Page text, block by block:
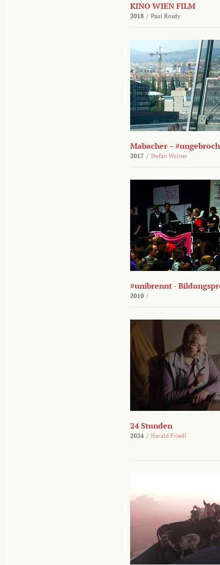
KINO WIEN FILM
2018 / Paul Rosdy
Mabacher –
2017 / Stefan Wolner
#unibrennt -
2010 /
24 Stunden
2024 / Harald Friedl